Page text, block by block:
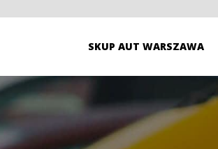
SKUP AUT WARSZAWA